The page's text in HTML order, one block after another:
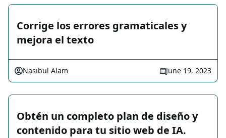
Corrige los errores gramaticales y
mejora el texto
Nasibul Alam June 19, 2023
Obtén un completo plan de diseño y
contenido para tu sitio web de IA.